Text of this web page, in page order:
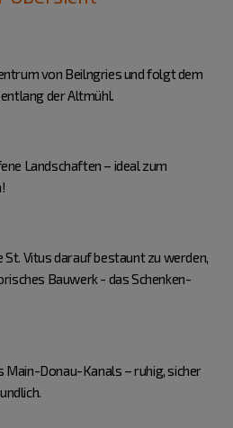
von Beilngries und folgt dem
der Altmühl.
Landschaften – ideal zum
Vitus darauf bestaunt zu werden,
Bauwerk - das Schenken-
Main-Donau-Kanals – ruhig, sicher